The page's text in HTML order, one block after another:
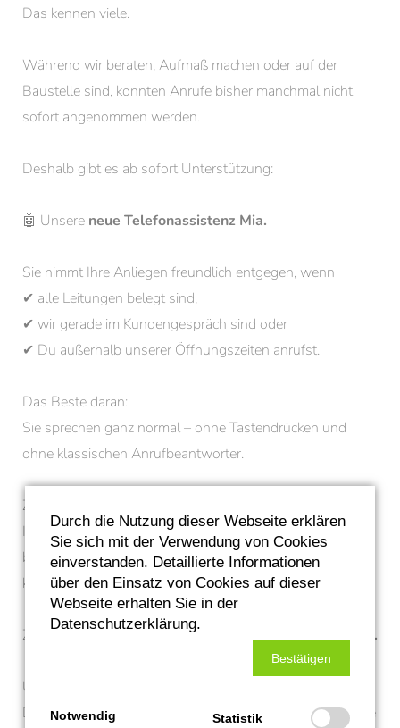
Das kennen viele.
Während wir beraten, Aufmaß machen oder auf der
Baustelle sind, konnten Anrufe bisher manchmal nicht
sofort angenommen werden.
Deshalb gibt es ab sofort Unterstützung:
🤖 Unsere neue Telefonassistenz Mia.
Sie nimmt Ihre Anliegen freundlich entgegen, wenn
✔ alle Leitungen belegt sind,
✔ wir gerade im Kundengespräch sind oder
✔ Du außerhalb unserer Öffnungszeiten anrufst.
Das Beste daran:
Sie sprechen ganz normal – ohne Tastendrücken und
ohne klassischen Anrufbeantworter.
Zum einen
Informationen direkt an die zuständige Person
bei uns weiter. So geht keine Anfrage verloren und wir
können uns schneller bei Ihnen melden.
Zum anderenbeantwortet sie Ihre technischen Fragen.
Und keine Sorge:
Die persönliche Beratung bleibt selbstverständlich unsere
Durch die Nutzung dieser Webseite erklären
Sie sich mit der Verwendung von Cookies
einverstanden. Detaillierte Informationen
über den Einsatz von Cookies auf dieser
Webseite erhalten Sie in der
Datenschutzerklärung.
Bestätigen
Notwendig Statistik